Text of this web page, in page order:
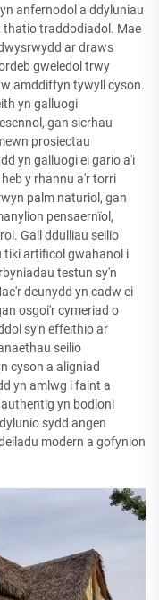
anfernodol a ddyluniau
thatio traddodiadol. Mae
ar draws
gweledol trwy
amddiffyn tywyll cyson.
yn galluogi
gan sicrhau
prosiectau
yn galluogi ei gario a'i
y rhannu a'r torri
palm naturiol, gan
pensaernïol,
Gall ddulliau seilio
artificol gwahanol i
testun sy'n
deunydd yn cadw ei
osgoi'r cymeriad o
sy'n effeithio ar
seilio
cyson a aligniad
yn amlwg i faint a
yn bodloni
sydd angen
modern a gofynion